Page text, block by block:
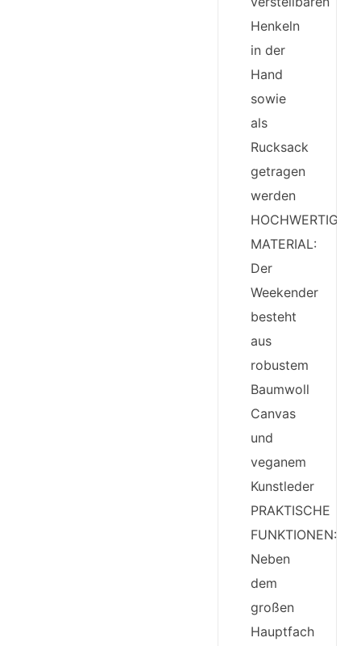
Henkeln
in der
Hand
sowie
als
Rucksack
getragen
werden
HOCHWERTIGES
MATERIAL:
Der
Weekender
besteht
aus
robustem
Baumwoll
Canvas
und
veganem
Kunstleder
PRAKTISCHE
FUNKTIONEN:
Neben
dem
großen
Hauptfach